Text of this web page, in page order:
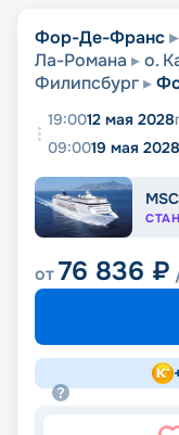
Фор-Де-Франс
Ла-Романа
о.
Филипсбург
19:0012 мая 2028
09:0019 мая 2028
от76 836 ₽